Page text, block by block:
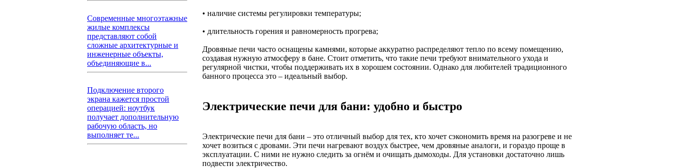
Современные многоэтажные
жилые комплексы
представляют собой
сложные архитектурные и
инженерные объекты,
объединяющие в...
Подключение второго
экрана кажется простой
операцией: ноутбук
получает дополнительную
рабочую область, но
выполняет те...
• наличие системы регулировки температуры;
• длительность горения и равномерность прогрева;
Дровяные печи часто оснащены камнями, которые аккуратно распределяют тепло по всему помещению,
создавая нужную атмосферу в бане. Стоит отметить, что такие печи требуют внимательного ухода и
регулярной чистки, чтобы поддерживать их в хорошем состоянии. Однако для любителей традиционного
банного процесса это – идеальный выбор.
Электрические печи для бани: удобно и быстро
Электрические печи для бани – это отличный выбор для тех, кто хочет сэкономить время на разогреве и не
хочет возиться с дровами. Эти печи нагревают воздух быстрее, чем дровяные аналоги, и гораздо проще в
эксплуатации. С ними не нужно следить за огнём и очищать дымоходы. Для установки достаточно лишь
подвести электричество.